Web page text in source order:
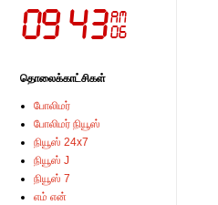
தொலைக்காட்சிகள்
போலிமர்
போலிமர் நியூஸ்
நியூஸ் 24x7
நியூஸ் J
நியூஸ் 7
எம் என்